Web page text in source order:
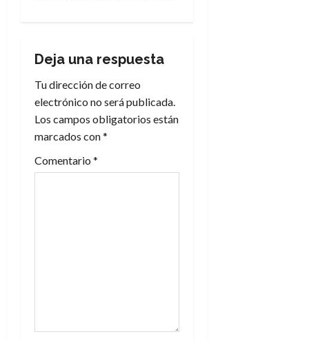
c
i
ó
n
r
Deja una respuesta
Tu dirección de correo
electrónico no será publicada.
Los campos obligatorios están
marcados con*
Comentario *